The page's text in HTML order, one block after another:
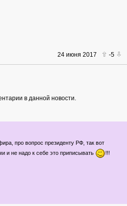
24 июня 2017 -5
в данной новости.
про вопрос президенту РФ, так вот
и не надо к себе это приписывать
!!!